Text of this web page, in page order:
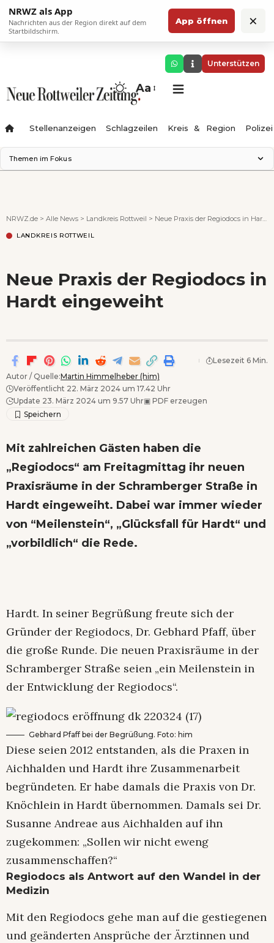
NRWZ als App
Nachrichten aus der Region direkt auf dem
Startbildschirm.
App öffnen ×
Unterstützen
Aa
Stellenanzeigen Schlagzeilen Kreis & Region Polizei
Themen im Fokus
Ferienzauber '26
Testturm
Wenn Orte erzählen ...
- Anzeige -
NRWZ.de > Alle News > Landkreis Rottweil > Neue Praxis der Regiodocs in Hardt eingeweiht
LANDKREIS ROTTWEIL
Neue Praxis der Regiodocs in
Hardt eingeweiht
Autor / Quelle:Martin Himmelheber (him)
Veröffentlicht 22. März 2024 um 17.42 Uhr
Update 23. März 2024 um 9.57 Uhr▣ PDF erzeugen
Lesezeit 6 Min.
Mit zahlreichen Gästen haben die
„Regiodocs“ am Freitagmittag ihr neuen
Praxisräume in der Schramberger Straße in
Hardt eingeweiht. Dabei war immer wieder
von “Meilenstein“, „Glücksfall für Hardt“ und
„vorbildlich“ die Rede.
Hardt. In seiner Begrüßung freute sich der
Gründer der Regiodocs, Dr. Gebhard Pfaff, über
die große Runde. Die neuen Praxisräume in der
Schramberger Straße seien „ein Meilenstein in
der Entwicklung der Regiodocs“.
Gebhard Pfaff bei der Begrüßung. Foto: him
Diese seien 2012 entstanden, als die Praxen in
Aichhalden und Hardt ihre Zusammenarbeit
begründeten. Er habe damals die Praxis von Dr.
Knöchlein in Hardt übernommen. Damals sei Dr.
Susanne Andreae aus Aichhalden auf ihn
zugekommen: „Sollen wir nicht eweng
zusammenschaffen?“
Regiodocs als Antwort auf den Wandel in der
Medizin
Mit den Regiodocs gehe man auf die gestiegenen
und geänderten Ansprüche der Ärztinnen und